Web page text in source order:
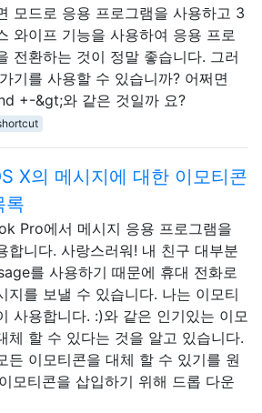
모드로 응용 프로그램을 사용하고 3
와이프 기능을 사용하여 응용 프로
전환하는 것이 정말 좋습니다. 그러
기를 사용할 수 있습니까? 어쩌면
+-&gt;와 같은 것일까 요?
X의 메시지에 대한 이모티콘
록
Pro에서 메시지 응용 프로그램을
합니다. 사랑스러워! 내 친구 대부분
를 사용하기 때문에 휴대 전화로
지를 보낼 수 있습니다. 나는 이모티
사용합니다. :)와 같은 인기있는 이모
체 할 수 있다는 것을 알고 있습니다.
든 이모티콘을 대체 할 수 있기를 원
모티콘을 삽입하기 위해 드롭 다운